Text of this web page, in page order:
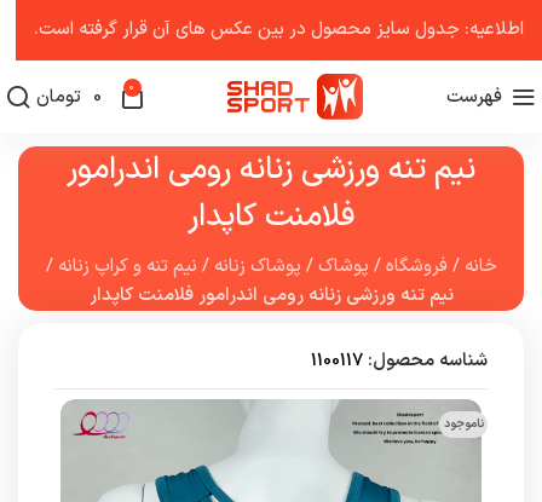
فهرست 0
0 تومان
نیم تنه ورزشی زنانه رومی اندرامور
فلامنت کاپدار
خانه /فروشگاه/ پوشاک/ پوشاک زنانه / نیم تنه و کراپ زنانه /
نیم تنه ورزشی زنانه رومی اندرامور فلامنت کاپدار
شناسه محصول: 1100117
ناموجود
اطلاعیه: جدول سایز محصول در بین عکس ‌های آن قرار گرفته است.